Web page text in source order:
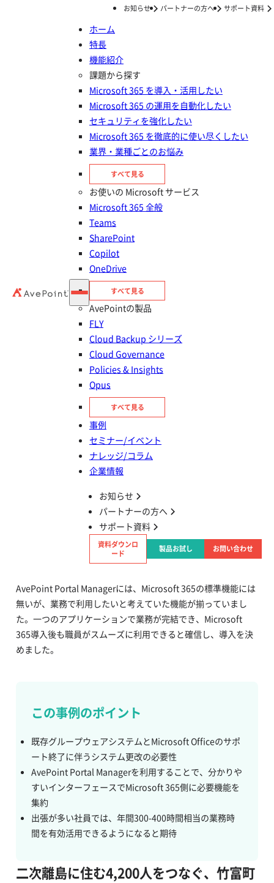
お知らせ パートナーの方へ サポート資料
ホーム
特長
機能紹介
課題から探す
Microsoft 365 を導入・活用したい
Microsoft 365 の運用を自動化したい
セキュリティを強化したい
Microsoft 365 を徹底的に使い尽くしたい
業界・業種ごとのお悩み
すべて見る
お使いの Microsoft サービス
Microsoft 365 全般
Teams
SharePoint
Copilot
OneDrive
すべて見る
AvePointの製品
FLY
Cloud Backup シリーズ
Cloud Governance
Policies & Insights
Opus
すべて見る
事例
セミナー/イベント
ナレッジ/コラム
企業情報
お知らせ
パートナーの方へ
サポート資料
資料ダウンロ
ード
製品お試し お問い合わせ
二次離島に住む4,200人をつな
ぐ、竹富町の行政DX！ 役場の業
務効率化と住民サービス向上を同
時に実現する「AvePoint Portal
Manager」
DX課 主事
久保田 悠人 様
〜500名
官公庁・地方自治体
Microsoft 365 の導入・活用をしたい
AvePoint Portal Manager
この事例の資料をダウンロードする
AvePoint Portal Managerには、Microsoft 365の標準機能には
無いが、業務で利用したいと考えていた機能が揃っていまし
た。一つのアプリケーションで業務が完結でき、Microsoft
365導入後も職員がスムーズに利用できると確信し、導入を決
めました。
この事例のポイント
既存グループウェアシステムとMicrosoft Officeのサポ
ート終了に伴うシステム更改の必要性
AvePoint Portal Managerを利用することで、分かりや
すいインターフェースでMicrosoft 365側に必要機能を
集約
出張が多い社員では、年間300-400時間相当の業務時
間を有効活用できるようになると期待
二次離島に住む4,200人をつなぐ、竹富町